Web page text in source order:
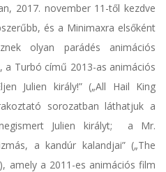
2017. november 11-től kezdve
és a Minimaxra elsőként
olyan parádés animációs
a Turbó című 2013-as animációs
Julien király!” („All Hail King
sorozatban láthatjuk a
Julien királyt; a Mr.
a kandúr kalandjai” („The
amely a 2011-es animációs film